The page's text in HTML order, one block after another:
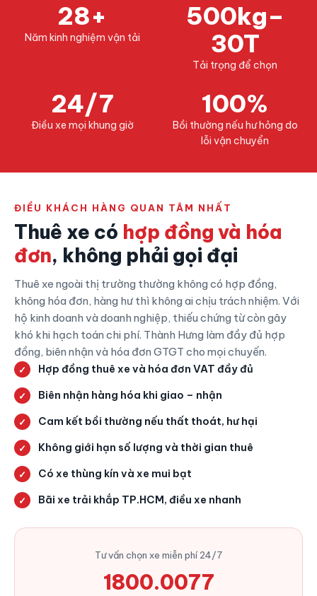
28+
Năm kinh nghiệm vận tải
500kg–
30T
Tải trọng để chọn
24/7
Điều xe mọi khung giờ
100%
Bồi thường nếu hư hỏng do
lỗi vận chuyển
ĐIỀU KHÁCH HÀNG QUAN TÂM NHẤT
Thuê xe có hợp đồng và hóa
đơn, không phải gọi đại
Thuê xe ngoài thị trường thường không có hợp đồng,
không hóa đơn, hàng hư thì không ai chịu trách nhiệm. Với
hộ kinh doanh và doanh nghiệp, thiếu chứng từ còn gây
khó khi hạch toán chi phí. Thành Hưng làm đầy đủ hợp
đồng, biên nhận và hóa đơn GTGT cho mọi chuyến.
Hợp đồng thuê xe và hóa đơn VAT đầy đủ
Biên nhận hàng hóa khi giao – nhận
Cam kết bồi thường nếu thất thoát, hư hại
Không giới hạn số lượng và thời gian thuê
Có xe thùng kín và xe mui bạt
Bãi xe trải khắp TP.HCM, điều xe nhanh
Tư vấn chọn xe miễn phí 24/7
1800.0077